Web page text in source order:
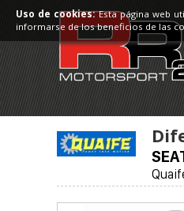
Uso de cookies:Esta página web
informarse de los beneficios de las